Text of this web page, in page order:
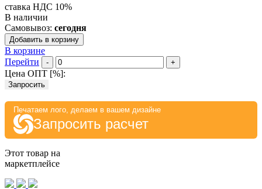
ставка НДС 10%
В наличии
Самовывоз: сегодня
Добавить в корзину
В корзине
Перейти
- +
Цена ОПТ [%]:
Запросить
Печатаем лого, делаем в вашем дизайне
Запросить расчет
Этот товар на
маркетплейсе